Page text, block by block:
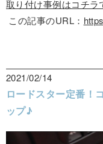
取り付け事例はコチラ
この記事のURL：
2021/02/14
ロードスター定番！
ップ♪